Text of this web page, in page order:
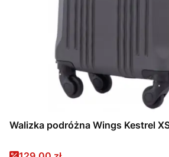
Walizka podróżna Wings Kestrel